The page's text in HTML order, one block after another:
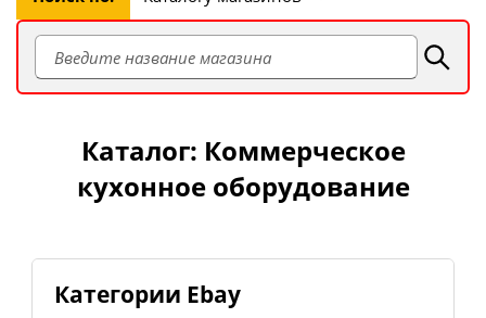
Категории Ebay
Каталог: Коммерческое
кухонное оборудование